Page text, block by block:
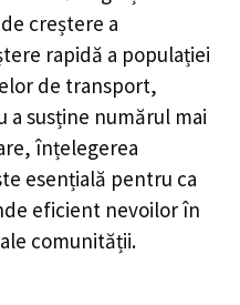
creștere a
rapidă a populației
de transport,
susține numărul mai
înțelegerea
esențială pentru ca
eficient nevoilor în
comunității.